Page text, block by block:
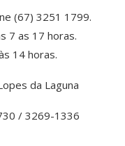
(67) 3251 1799.
7 as 17 horas.
14 horas.
da Laguna
/ 3269-1336